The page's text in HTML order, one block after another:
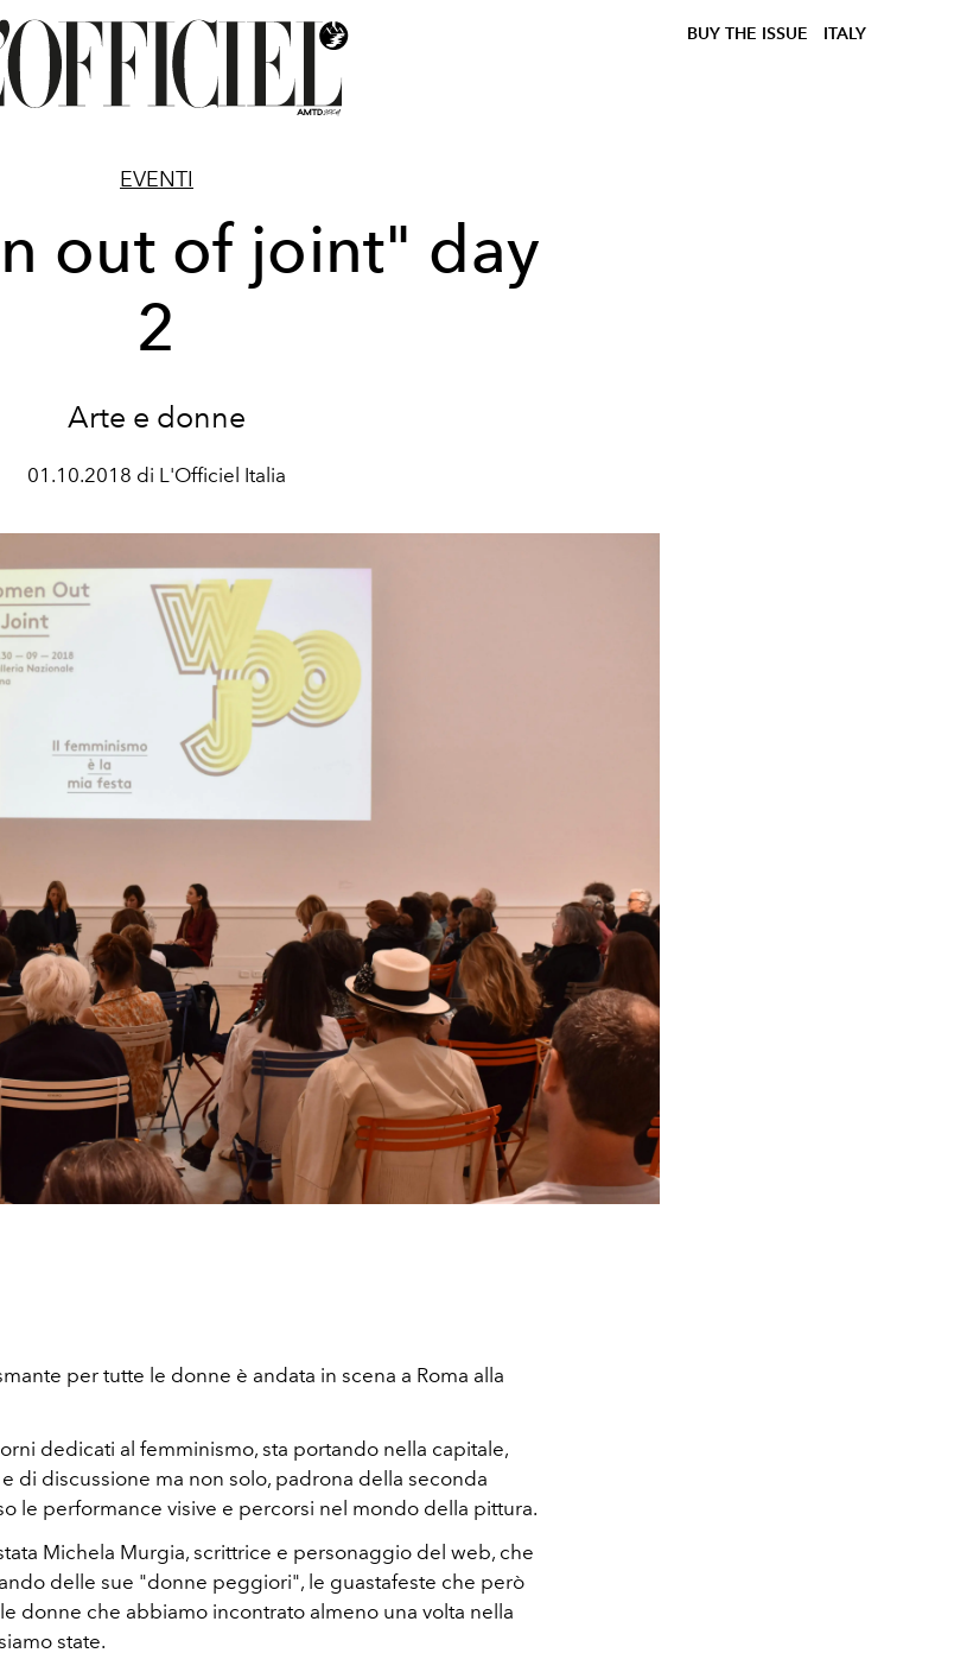
BUY THE ISSUE ITALY
EVENTI
out of joint" day
2
Arte e donne
01.10.2018 di L'Officiel Italia
per tutte le donne è andata in scena a Roma alla
dedicati al femminismo, sta portando nella capitale,
di discussione ma non solo, padrona della seconda
le performance visive e percorsi nel mondo della pittura.
Michela Murgia, scrittrice e personaggio del web, che
delle sue "donne peggiori", le guastafeste che però
donne che abbiamo incontrato almeno una volta nella
state.